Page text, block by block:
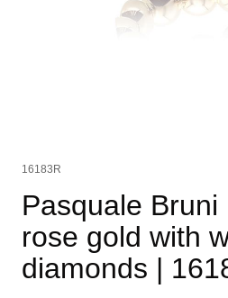
16183R
Pasquale Bruni
rose gold with
diamonds |